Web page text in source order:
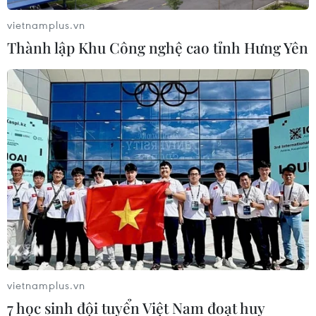
Đội tuyển Việt Nam đặt
mục tiêu 3 điểm, cảnh báo
Indonesia trước giờ G
03/08/2026 07:39
Chủ tịch Quốc hội: Không
để thể chế trở thành điểm
nghẽn của phát triển
03/08/2026 07:20
vietnamplus.vn
Thành lập Khu Công nghệ cao tỉnh Hưng Yên
vietnamplus.vn
7 học sinh đội tuyển Việt Nam đoạt huy